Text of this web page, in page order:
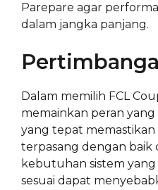
Parepare agar
dalam jangka panjang.
Dalam memilih FCL
memainkan peran
yang tepat
terpasang dengan baik
kebutuhan sistem
sesuai dapat